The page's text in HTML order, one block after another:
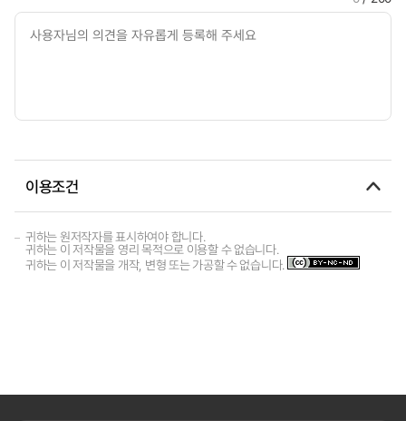
이용조건
귀하는 원저작자를 표시하여야 합니다.
귀하는 이 저작물을 영리 목적으로 이용할 수 없습니다.
귀하는 이 저작물을 개작, 변형 또는 가공할 수 없습니다.